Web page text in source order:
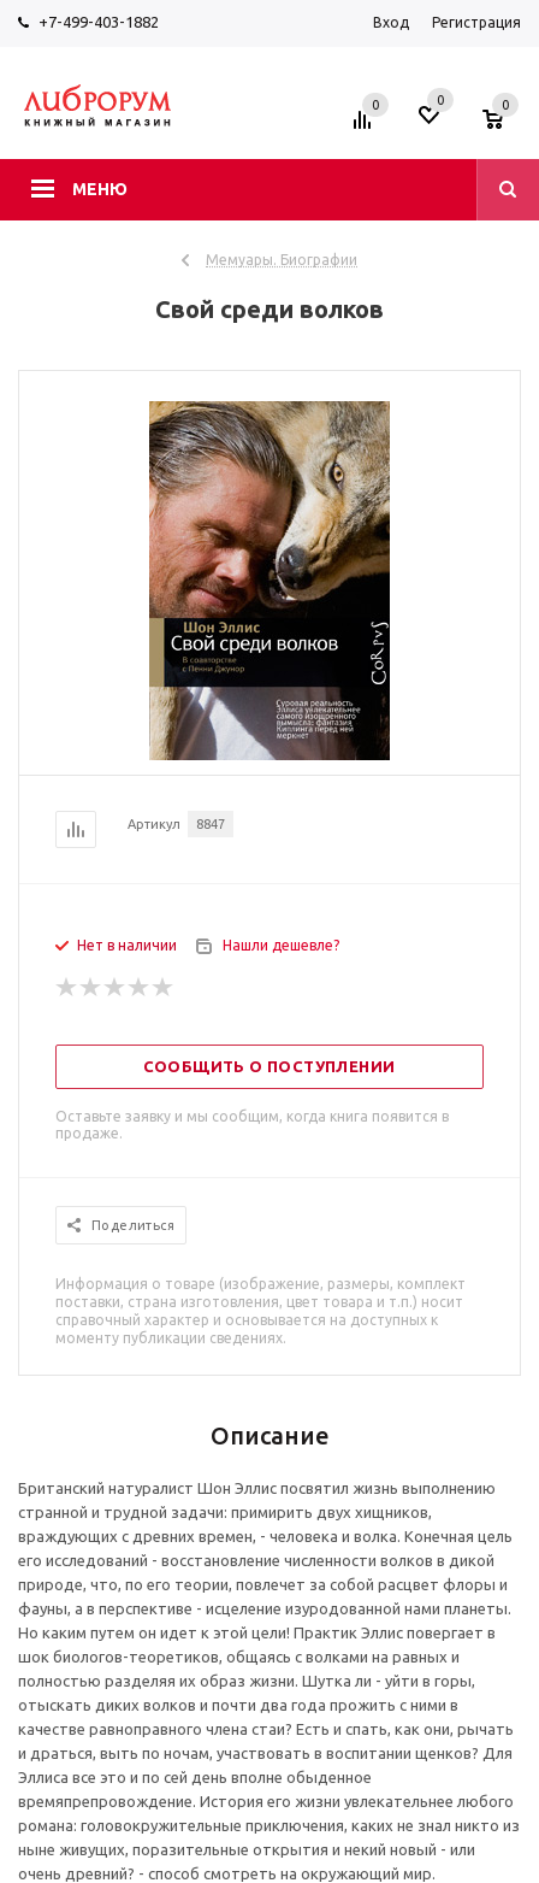
+7-499-403-1882 Вход Регистрация
МЕНЮ
0 0 0
Мемуары. Биографии
Свой среди волков
Артикул 8847
Нет в наличии Нашли дешевле?
СООБЩИТЬ О ПОСТУПЛЕНИИ
Оставьте заявку и мы сообщим, когда книга появится в
продаже.
Поделиться
Информация о товаре (изображение, размеры, комплект
поставки, страна изготовления, цвет товара и т.п.) носит
справочный характер и основывается на доступных к
моменту публикации сведениях.
Описание
Британский натуралист Шон Эллис посвятил жизнь выполнению
странной и трудной задачи: примирить двух хищников,
враждующих с древних времен, - человека и волка. Конечная цель
его исследований - восстановление численности волков в дикой
природе, что, по его теории, повлечет за собой расцвет флоры и
фауны, а в перспективе - исцеление изуродованной нами планеты.
Но каким путем он идет к этой цели! Практик Эллис повергает в
шок биологов-теоретиков, общаясь с волками на равных и
полностью разделяя их образ жизни. Шутка ли - уйти в горы,
отыскать диких волков и почти два года прожить с ними в
качестве равноправного члена стаи? Есть и спать, как они, рычать
и драться, выть по ночам, участвовать в воспитании щенков? Для
Эллиса все это и по сей день вполне обыденное
времяпрепровождение. История его жизни увлекательнее любого
романа: головокружительные приключения, каких не знал никто из
ныне живущих, поразительные открытия и некий новый - или
очень древний? - способ смотреть на окружающий мир.